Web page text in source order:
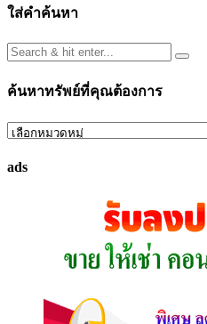
ใส่คำค้นหา
ค้นหาทรัพย์ที่คุณต้องการ
ค้นหา
ที่
ads